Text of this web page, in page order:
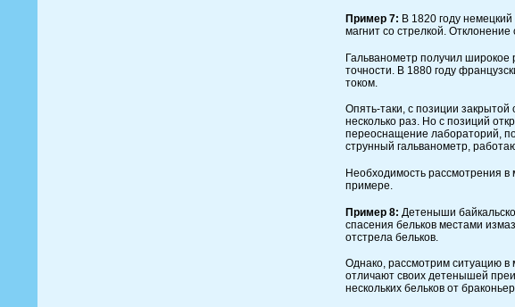
Пример 7: В 1820 году
магнит со стрелкой.
Гальванометр получил
точности. В 1880 году
током.
Опять-таки, с позиции
несколько раз. Но с позиций
переоснащение лабораторий,
струнный гальванометр,
Необходимость рассмотрения
примере.
Пример 8: Детеныши
спасения бельков местами
отстрела бельков.
Однако, рассмотрим ситуацию в
отличают своих детенышей
нескольких бельков от